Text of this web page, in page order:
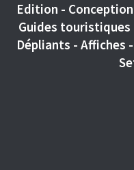
Edition -
Guides touristiques
Dépliants - Affiches